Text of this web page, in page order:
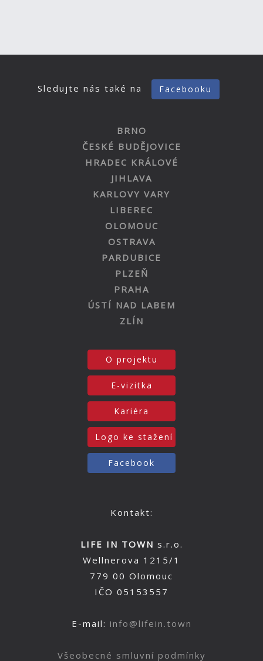
Sledujte nás také na Facebooku
BRNO
ČESKÉ BUDĚJOVICE
HRADEC KRÁLOVÉ
JIHLAVA
KARLOVY VARY
LIBEREC
OLOMOUC
OSTRAVA
PARDUBICE
PLZEŇ
PRAHA
ÚSTÍ NAD LABEM
ZLÍN
O projektu
E-vizitka
Kariéra
Logo ke stažení
Facebook
Kontakt:
LIFE IN TOWN s.r.o.
Wellnerova 1215/1
779 00 Olomouc
IČO 05153557
E-mail: info@lifein.town
Všeobecné smluvní podmínky